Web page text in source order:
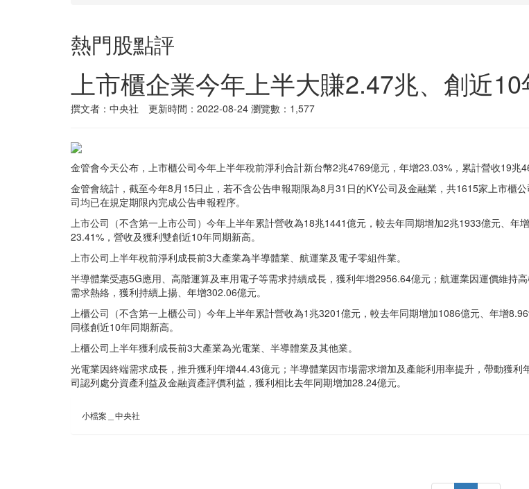
熱門股點評
上市櫃企業今年上半大賺2.47兆、創近
撰文者：中央社 更新時間：2022-08-24 瀏覽數：1,577
金管會今天公布，上市櫃公司今年上半年稅前淨利合計新台幣2兆4769億元，年增23.03%，累計營收19兆
金管會統計，截至今年8月15日止，若不含公告申報期限為8月31日的KY公司及金融業，共1615家上市櫃
司均已在規定期限內完成公告申報程序。
上市公司（不含第一上市公司）今年上半年累計營收為18兆1441億元，較去年同期增加2兆1933億元、
23.41%，營收及獲利雙創近10年同期新高。
上市公司上半年稅前淨利成長前3大產業為半導體業、航運業及電子零組件業。
半導體業受惠5G應用、高階運算及車用電子等需求持續成長，獲利年增2956.64億元；航運業因運價維持
需求熱絡，獲利持續上揚、年增302.06億元。
上櫃公司（不含第一上櫃公司）今年上半年累計營收為1兆3201億元，較去年同期增加1086億元、年增
同樣創近10年同期新高。
上櫃公司上半年獲利成長前3大產業為光電業、半導體業及其他業。
光電業因終端需求成長，推升獲利年增44.43億元；半導體業因市場需求增加及產能利用率提升，帶動獲
司認列處分資產利益及金融資產評價利益，獲利相比去年同期增加28.24億元。
小檔案＿中央社